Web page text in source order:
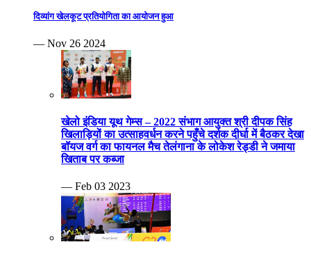
दिव्यांग खेलकूट प्रतियोगिता का आयोजन हुआ
— Nov 26 2024
खेलो इंडिया यूथ गेम्स – 2022 संभाग आयुक्त श्री दीपक सिंह
खिलाड़ियों का उत्साहवर्धन करने पहुँचे दर्शक दीर्घा में बैठकर देखा
बॉयज वर्ग का फायनल मैच तेलंगाना के लोकेश रेड्डी ने जमाया
खिताब पर कब्जा
— Feb 03 2023